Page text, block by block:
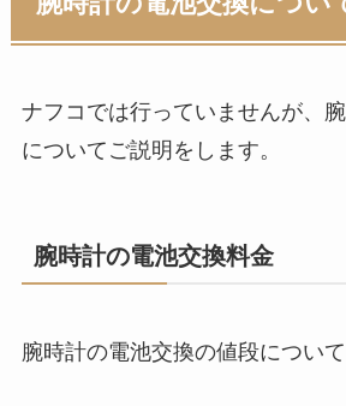
ナフコでは行っていませんが、
についてご説明をします。
腕時計の電池交換料金
腕時計の電池交換の値段について